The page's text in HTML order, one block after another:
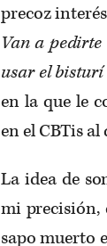
precoz
Van a
usar el
en la que le
en el CBTis
La idea de
mi precisión,
sapo muerto